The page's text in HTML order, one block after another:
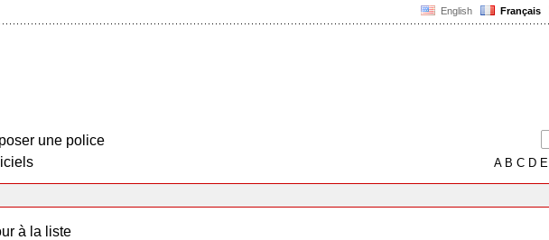
English Français
une police
AB C D E
à la liste